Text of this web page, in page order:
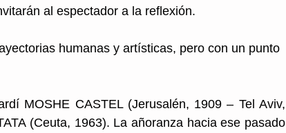
al espectador a la reflexión.
humanas y artísticas, pero con un punto
MOSHE CASTEL (Jerusalén, 1909 – Tel Aviv,
(Ceuta, 1963). La añoranza hacia ese pasado